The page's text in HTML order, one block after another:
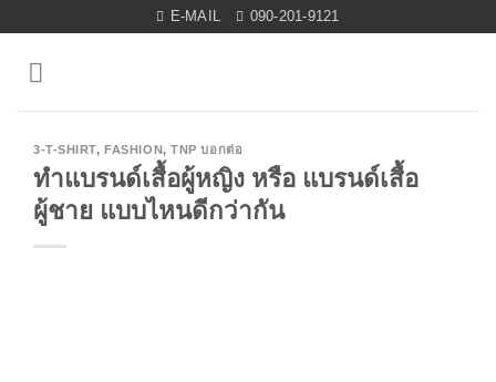
content
E-MAIL 090-201-9121
3-T-SHIRT,FASHION,TNP บอกต่อ
ทำแบรนด์เสื้อผู้หญิง หรือ แบรนด์เสื้อ
ผู้ชาย แบบไหนดีกว่ากัน